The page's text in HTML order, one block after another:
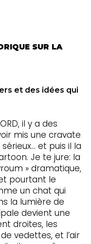
SUR LA
et des idées qui
il y a des
mis une cravate
et puis il la
Je te jure: la
» dramatique,
et pourtant le
un chat qui
la lumière de
devient une
droites, les
vedettes, et l’air